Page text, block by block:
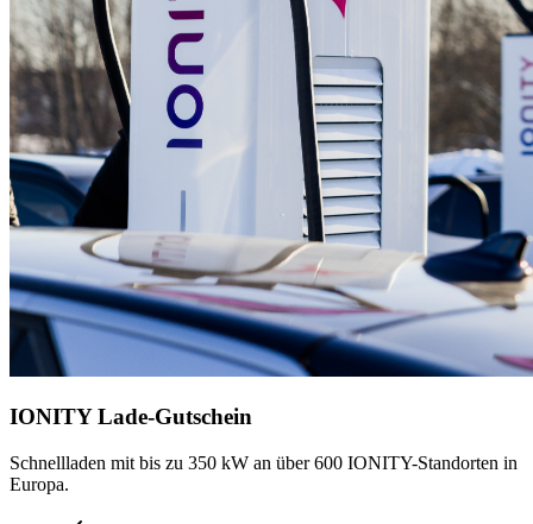
IONITY Lade-Gutschein
Schnellladen mit bis zu 350 kW an über 600 IONITY-Standorten in
Europa.